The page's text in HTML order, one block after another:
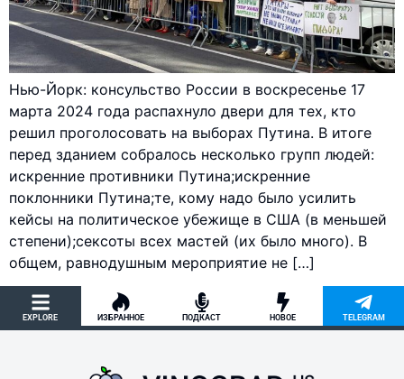
Нью-Йорк: консульство России в воскресенье 17
марта 2024 года распахнуло двери для тех, кто
решил проголосовать на выборах Путина. В итоге
перед зданием собралось несколько групп людей:
искренние противники Путина;искренние
поклонники Путина;те, кому надо было усилить
кейсы на политическое убежище в США (в меньшей
степени);сексоты всех мастей (их было много). В
общем, равнодушным мероприятие не […]
EXPLORE ИЗБРАННОЕ ПОДКАСТ НОВОЕ TELEGRAM